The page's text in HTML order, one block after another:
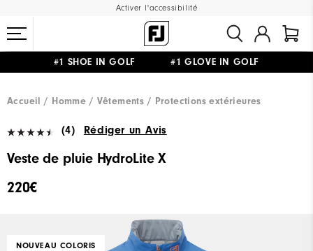
Activer l'accessibilité
#1 SHOE IN GOLF #1 GLOVE IN GOLF
Accueil
Homme Vêtements Protections extérieures
(4) Rédiger un Avis
Veste de pluie HydroLite X
220€
NOUVEAU COLORIS